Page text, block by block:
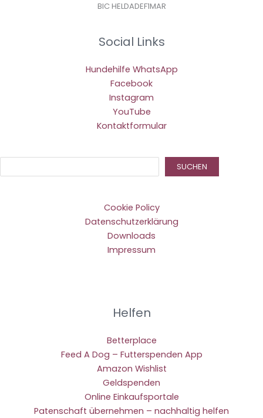
BIC HELDADEF1MAR
Social Links
Hundehilfe WhatsApp
Facebook
Instagram
YouTube
Kontaktformular
SUCHEN
Cookie Policy
Datenschutzerklärung
Downloads
Impressum
Helfen
Betterplace
Feed A Dog – Futterspenden App
Amazon Wishlist
Geldspenden
Online Einkaufsportale
Patenschaft übernehmen – nachhaltig helfen